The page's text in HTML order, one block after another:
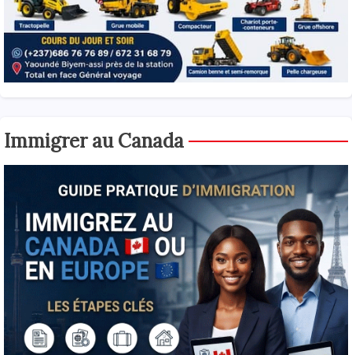
Immigrer au Canada